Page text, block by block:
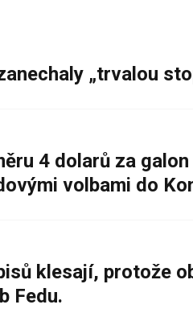
„trvalou
4 dolarů za
volbami do
klesají, protože
Fedu.